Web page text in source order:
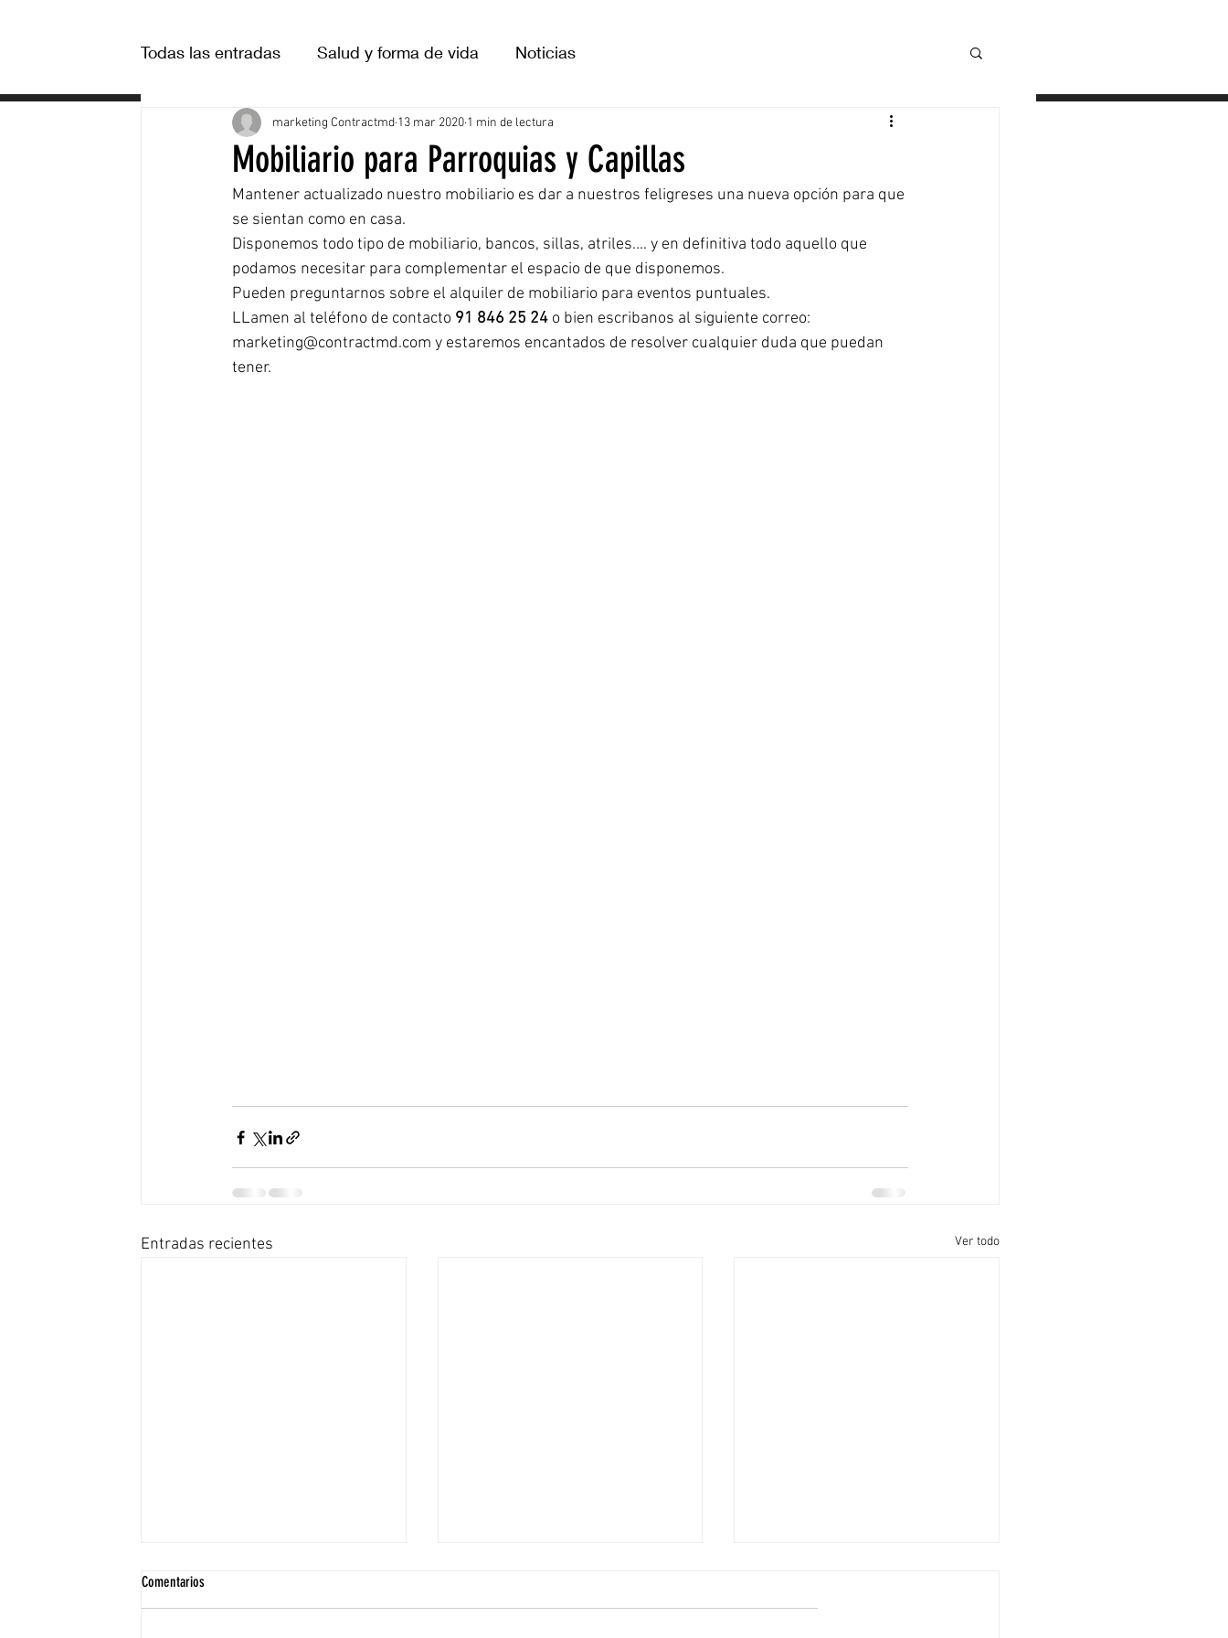
INICIO SOFAS BUTACAS
Todas las entradas Salud y forma de vida Noticias
Mobiliario para Parroquias y Capillas
marketing Contractmd 13 mar 2020 1 min de lectura
Mantener actualizado nuestro mobiliario es dar a nuestros feligreses una nueva opción para que
se sientan como en casa.
Disponemos todo tipo de mobiliario, bancos, sillas, atriles.... y en definitiva todo aquello que
podamos necesitar para complementar el espacio de que disponemos.
Pueden preguntarnos sobre el alquiler de mobiliario para eventos puntuales.
LLamen al teléfono de contacto 91 846 25 24 o bien escribanos al siguiente correo:
marketing@contractmd.com y estaremos encantados de resolver cualquier duda que puedan
tener.
Entradas recientes Ver todo
Comentarios